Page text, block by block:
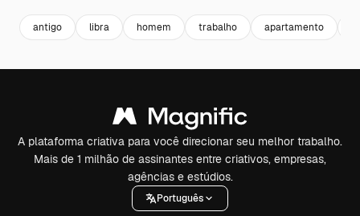
antigo libra homem trabalho apartamento
A plataforma criativa para você direcionar seu melhor trabalho.
Mais de 1 milhão de assinantes entre criativos, empresas,
agências e estúdios.
Português